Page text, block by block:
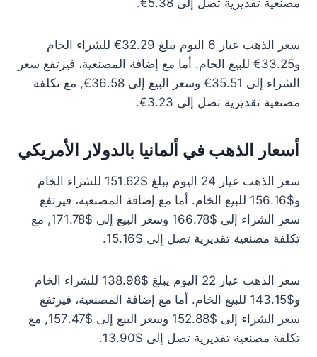
مصنعية تقديرية تصل إلى 5.38€.
سعر الذهب عيار 6 اليوم يبلغ 32.29€ للشراء الخام
و33.25€ للبيع الخام. أما مع إضافة المصنعية، فيرتفع سعر
الشراء إلى 35.51€ وسعر البيع إلى 36.58€, مع تكلفة
مصنعية تقديرية تصل إلى 3.23€.
أسعار الذهب في ألمانيا بالدولار الأمريكي
سعر الذهب عيار 24 اليوم يبلغ $151.62 للشراء الخام
و$156.16 للبيع الخام. أما مع إضافة المصنعية، فيرتفع
سعر الشراء إلى $166.78 وسعر البيع إلى $171.78, مع
تكلفة مصنعية تقديرية تصل إلى $15.16.
سعر الذهب عيار 22 اليوم يبلغ $138.98 للشراء الخام
و$143.15 للبيع الخام. أما مع إضافة المصنعية، فيرتفع
سعر الشراء إلى $152.88 وسعر البيع إلى $157.47, مع
تكلفة مصنعية تقديرية تصل إلى $13.90.